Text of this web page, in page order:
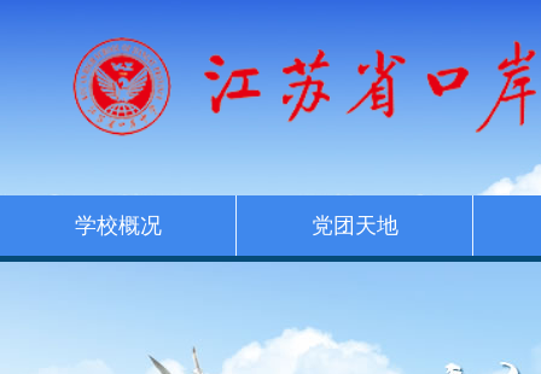
学校概况 党团天地